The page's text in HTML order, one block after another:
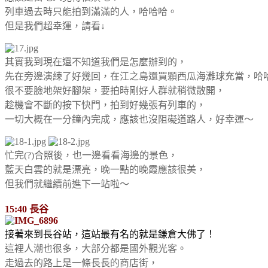
列車過去時只能拍到滿滿的人，哈哈哈。
但是我們超幸運，請看↓
其實我到現在還不知道我們是怎麼辦到的，
先在旁邊演練了好幾回，在江之島還買顆西瓜海灘球充當，哈
很不要臉地架好腳架，要拍時剛好人群就稍微散開，
趁機會不斷的按下快門，拍到好幾張有列車的，
一切大概在一分鐘內完成，應該也沒阻礙道路人，好幸運～
忙完(?)合照後，也一邊看看海邊的景色，
藍天白雲的就是漂亮，晚一點的晚霞應該很美，
但我們就繼續前進下一站啦～
15:40 長谷
接著來到長谷站，這站最有名的就是鎌倉大佛了！
這裡人潮也很多，大部分都是國外觀光客。
走過去的路上是一條長長的商店街，